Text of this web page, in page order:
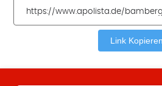
Link Kopieren